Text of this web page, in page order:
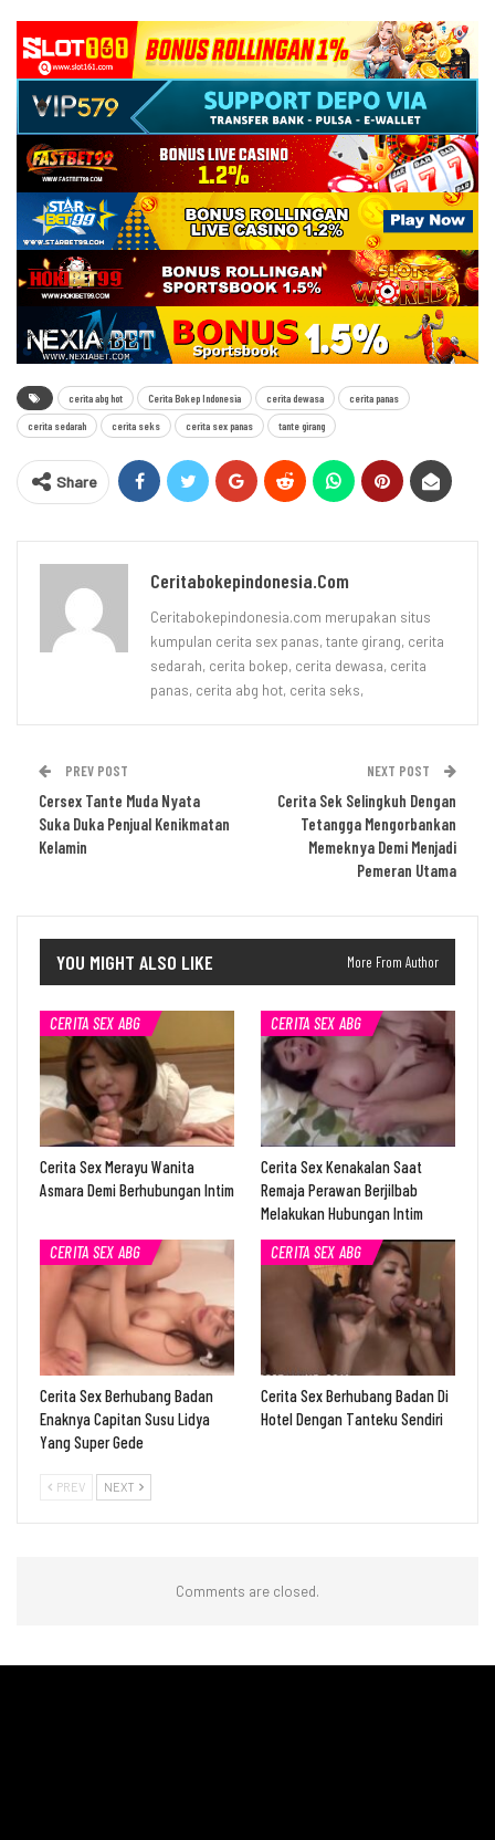
cerita abg hot Cerita Bokep Indonesia cerita dewasa cerita panas
cerita sedarah cerita seks cerita sex panas tante girang
Share
Ceritabokepindonesia.com
Ceritabokepindonesia.com merupakan situs
kumpulan cerita sex panas, tante girang, cerita
sedarah, cerita bokep, cerita dewasa, cerita
panas, cerita abg hot, cerita seks,
PREV POST
Cersex Tante Muda Nyata
Suka Duka Penjual Kenikmatan
Kelamin
NEXT POST
Cerita Sek Selingkuh Dengan
Tetangga Mengorbankan
Memeknya Demi Menjadi
Pemeran Utama
YOU MIGHT ALSO LIKE More From Author
CERITA SEX ABG
Cerita Sex Merayu Wanita
Asmara Demi Berhubungan Intim
CERITA SEX ABG
Cerita Sex Kenakalan Saat
Remaja Perawan Berjilbab
Melakukan Hubungan Intim
CERITA SEX ABG
Cerita Sex Berhubang Badan
Enaknya Capitan Susu Lidya
Yang Super Gede
CERITA SEX ABG
Cerita Sex Berhubang Badan Di
Hotel Dengan Tanteku Sendiri
PREV NEXT
Comments are closed.